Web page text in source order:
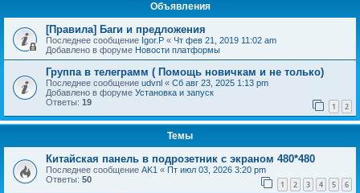
Объявления
[Правила] Баги и предложения
Последнее сообщение Igor.P « Чт фев 21, 2019 11:02 am
Добавлено в форуме Новости платформы
Группа в телеграмм ( Помощь новичкам и не только)
Последнее сообщение udvnl « Сб авг 23, 2025 1:13 pm
Добавлено в форуме Установка и запуск
Ответы: 19 1 2
Темы
Китайская панель в подрозетник с экраном 480*480
Последнее сообщение AK1 « Пт июл 03, 2026 3:20 pm
Ответы: 50 1 2 3 4 5 6